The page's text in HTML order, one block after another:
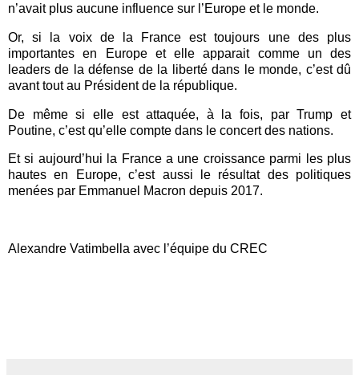
n’avait plus aucune influence sur l’Europe et le monde.
Or, si la voix de la France est toujours une des plus
importantes en Europe et elle apparait comme un des
leaders de la défense de la liberté dans le monde, c’est dû
avant tout au Président de la république.
De même si elle est attaquée, à la fois, par Trump et
Poutine, c’est qu’elle compte dans le concert des nations.
Et si aujourd’hui la France a une croissance parmi les plus
hautes en Europe, c’est aussi le résultat des politiques
menées par Emmanuel Macron depuis 2017.
Alexandre Vatimbella avec l’équipe du CREC